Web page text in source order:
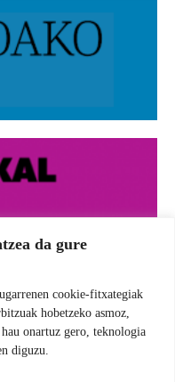
da gure
cookie-fitxategiak
hobetzeko asmoz,
onartuz gero, teknologia
diguzu.